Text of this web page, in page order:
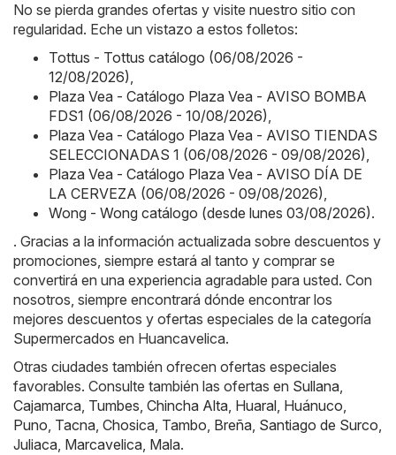
No se pierda grandes ofertas y visite nuestro sitio con
regularidad. Eche un vistazo a estos folletos:
Tottus - Tottus catálogo (06/08/2026 -
12/08/2026),
Plaza Vea - Catálogo Plaza Vea - AVISO BOMBA
FDS1 (06/08/2026 - 10/08/2026),
Plaza Vea - Catálogo Plaza Vea - AVISO TIENDAS
SELECCIONADAS 1 (06/08/2026 - 09/08/2026),
Plaza Vea - Catálogo Plaza Vea - AVISO DÍA DE
LA CERVEZA (06/08/2026 - 09/08/2026),
Wong - Wong catálogo (desde lunes 03/08/2026).
. Gracias a la información actualizada sobre descuentos y
promociones, siempre estará al tanto y comprar se
convertirá en una experiencia agradable para usted. Con
nosotros, siempre encontrará dónde encontrar los
mejores descuentos y ofertas especiales de la categoría
Supermercados en Huancavelica.
Otras ciudades también ofrecen ofertas especiales
favorables. Consulte también las ofertas en Sullana,
Cajamarca, Tumbes, Chincha Alta, Huaral, Huánuco,
Puno, Tacna, Chosica, Tambo, Breña, Santiago de Surco,
Juliaca, Marcavelica, Mala.